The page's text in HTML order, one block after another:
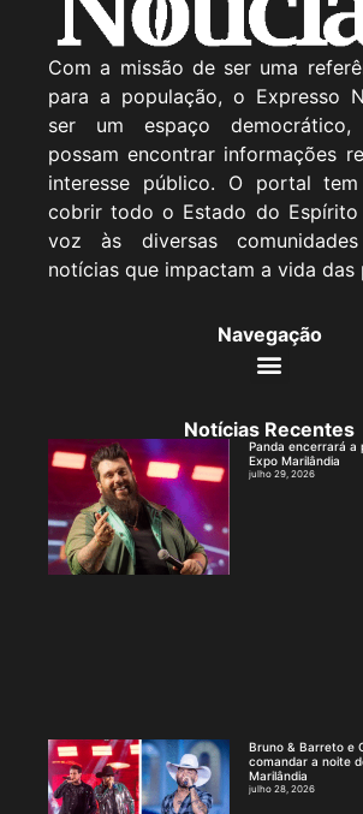
Com a missão de ser uma
para a população, o Expresso
ser um espaço
possam encontrar informações
interesse público. O portal
cobrir todo o Estado do Espírito
voz às diversas
notícias que impactam a vida das
Navegação
Notícias Recentes
Panda encerrará a
Expo Marilândia
julho 29, 2026
Bruno & Barreto e
comandar a noite
Marilândia
julho 28, 2026